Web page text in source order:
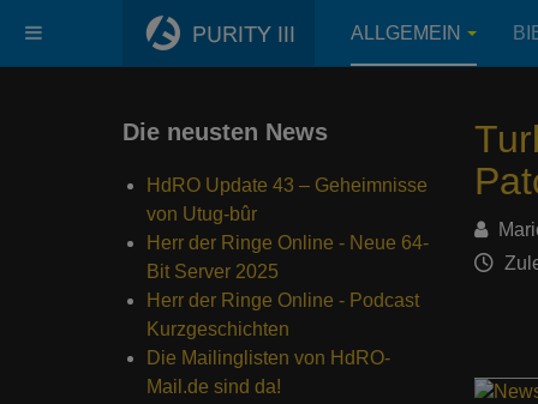
ALLGEMEIN
Die neusten News
HdRO Update 43 – Geheimnisse
von Utug-bûr
Herr der Ringe Online - Neue 64-
Bit Server 2025
Herr der Ringe Online - Podcast
Kurzgeschichten
Die Mailinglisten von HdRO-
Mail.de sind da!